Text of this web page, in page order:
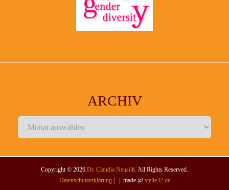
ARCHIV
Archiv
Copyright © 2026 Dr. Claudia Neusüß. All Rights Reserved.
Datenschutzerklärung| | made @ stelle32.de